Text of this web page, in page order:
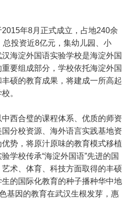
年8月正式成立，占地240余
投资近8亿元，集幼儿园、小
海淀外国语实验学校是海淀外国
要组成部分，学校依托海淀外国
硕的教育成果，将建成一所高起
。
西合璧的课程体系、优质的师资
分校资源、海外语言实践基地资
势，将原汁原味的教育模式移植
学校传承“海淀外国语”先进的国
术、体育、科技方面取得的丰硕
的国际化教育的种子播种华中地
基因的教育在武汉生根发芽，惠